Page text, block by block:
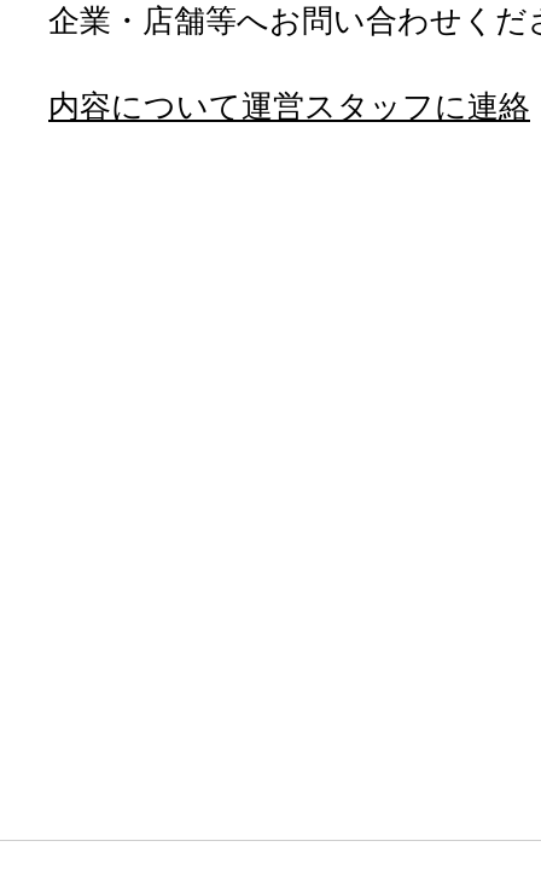
企業・店舗等へお問い合わせくだ
内容について運営スタッフに連絡